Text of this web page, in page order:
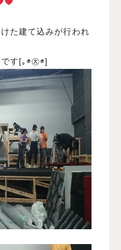
た建て込みが行われ
す[｡◉㉨◉]